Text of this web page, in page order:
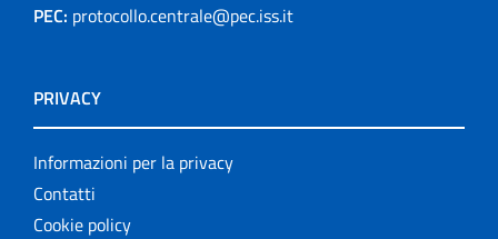
PEC: protocollo.centrale@pec.iss.it
PRIVACY
Informazioni per la privacy
Contatti
Cookie policy